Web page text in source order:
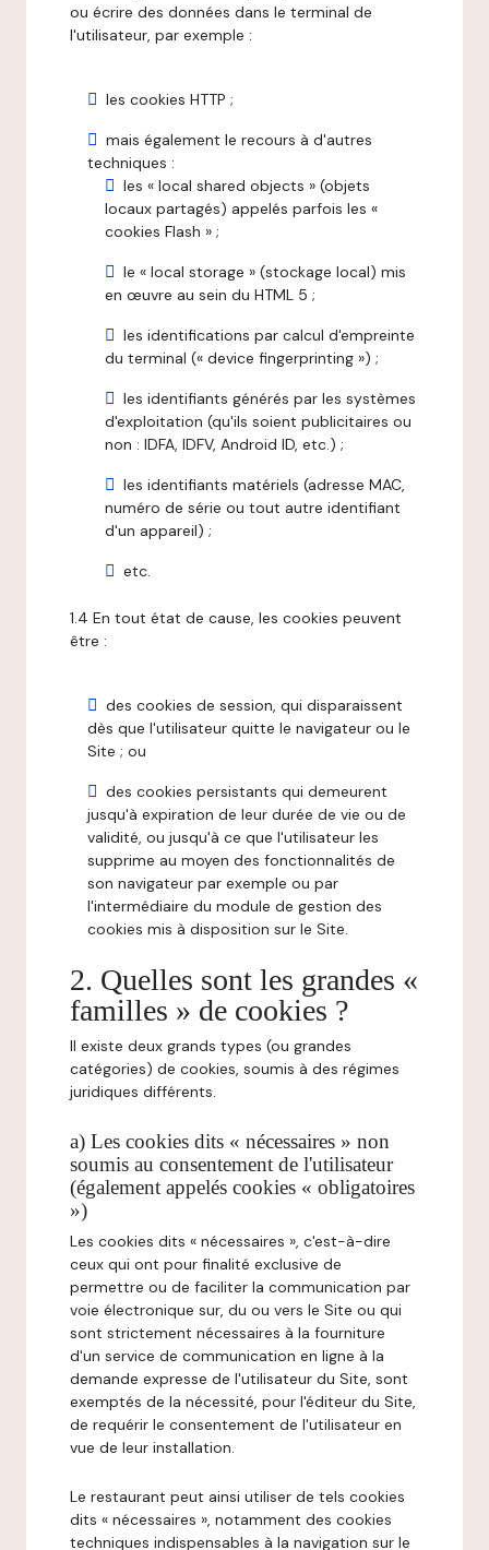
ou écrire des données dans le terminal de
l'utilisateur, par exemple :
les cookies HTTP ;
mais également le recours à d'autres
techniques :
les « local shared objects » (objets
locaux partagés) appelés parfois les «
cookies Flash » ;
le « local storage » (stockage local) mis
en œuvre au sein du HTML 5 ;
les identifications par calcul d'empreinte
du terminal (« device fingerprinting ») ;
les identifiants générés par les systèmes
d'exploitation (qu'ils soient publicitaires ou
non : IDFA, IDFV, Android ID, etc.) ;
les identifiants matériels (adresse MAC,
numéro de série ou tout autre identifiant
d'un appareil) ;
etc.
1.4 En tout état de cause, les cookies peuvent
être :
des cookies de session, qui disparaissent
dès que l'utilisateur quitte le navigateur ou le
Site ; ou
des cookies persistants qui demeurent
jusqu'à expiration de leur durée de vie ou de
validité, ou jusqu'à ce que l'utilisateur les
supprime au moyen des fonctionnalités de
son navigateur par exemple ou par
l'intermédiaire du module de gestion des
cookies mis à disposition sur le Site.
2. Quelles sont les grandes «
familles » de cookies ?
Il existe deux grands types (ou grandes
catégories) de cookies, soumis à des régimes
juridiques différents.
a) Les cookies dits « nécessaires » non
soumis au consentement de l'utilisateur
(également appelés cookies « obligatoires
»)
Les cookies dits « nécessaires », c'est-à-dire
ceux qui ont pour finalité exclusive de
permettre ou de faciliter la communication par
voie électronique sur, du ou vers le Site ou qui
sont strictement nécessaires à la fourniture
d'un service de communication en ligne à la
demande expresse de l'utilisateur du Site, sont
exemptés de la nécessité, pour l'éditeur du Site,
de requérir le consentement de l'utilisateur en
vue de leur installation.
Le restaurant peut ainsi utiliser de tels cookies
dits « nécessaires », notamment des cookies
techniques indispensables à la navigation sur le